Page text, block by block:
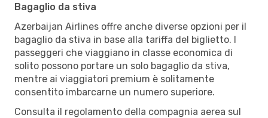
Bagaglio da stiva
Azerbaijan Airlines offre anche diverse opzioni per il
bagaglio da stiva in base alla tariffa del biglietto. I
passeggeri che viaggiano in classe economica di
solito possono portare un solo bagaglio da stiva,
mentre ai viaggiatori premium è solitamente
consentito imbarcarne un numero superiore.
Consulta il regolamento della compagnia aerea sul